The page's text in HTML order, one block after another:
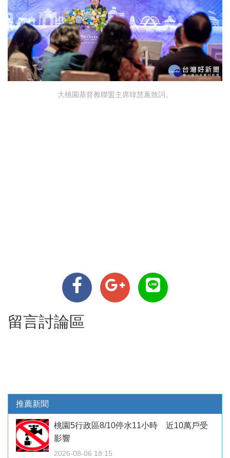
大桃園基督教聯盟主席韓慧蕙致詞。
留言討論區
推薦新聞
桃園5行政區8/10停水11小時 近10萬戶受
影響
2026-08-06 18:15